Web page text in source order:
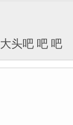
头吧 吧 吧